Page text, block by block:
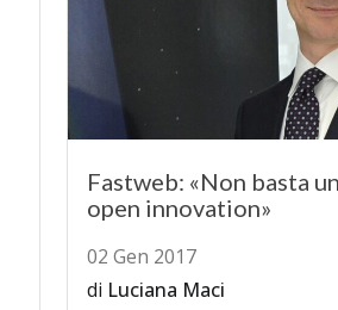
Fastweb: «Non basta
open innovation»
02 Gen 2017
di Luciana Maci